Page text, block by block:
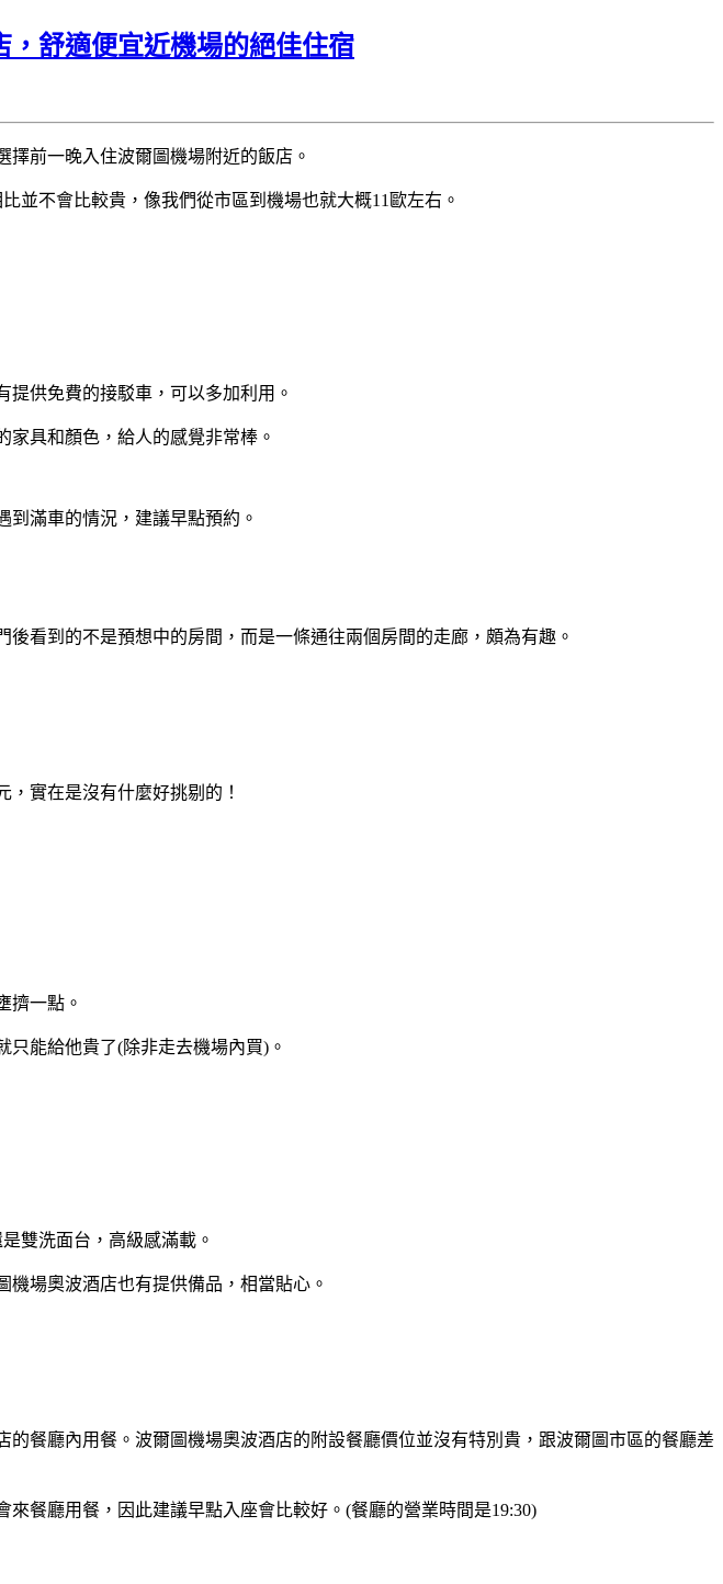
，舒適便宜近機場的絕佳住宿
前一晚入住波爾圖機場附近的飯店。
並不會比較貴，像我們從市區到機場也就大概11歐左右。
供免費的接駁車，可以多加利用。
具和顏色，給人的感覺非常棒。
滿車的情況，建議早點預約。
看到的不是預想中的房間，而是一條通往兩個房間的走廊，頗為有趣。
實在是沒有什麼好挑剔的！
擠一點。
能給他貴了(除非走去機場內買)。
雙洗面台，高級感滿載。
場奧波酒店也有提供備品，相當貼心。
餐廳內用餐。波爾圖機場奧波酒店的附設餐廳價位並沒有特別貴，跟波爾圖市區的餐廳差
餐廳用餐，因此建議早點入座會比較好。(餐廳的營業時間是19:30)